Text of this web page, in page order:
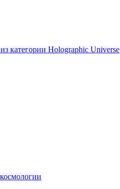
категории Holographic Universe